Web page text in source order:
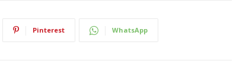
Pinterest WhatsApp